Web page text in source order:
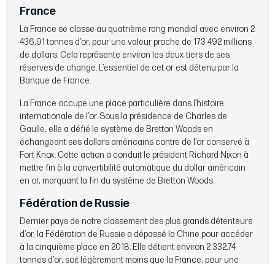
France
La France se classe au quatrième rang mondial avec environ 2
436,91 tonnes d’or, pour une valeur proche de 173 492 millions
de dollars. Cela représente environ les deux tiers de ses
réserves de change. L’essentiel de cet or est détenu par la
Banque de France.
La France occupe une place particulière dans l’histoire
internationale de l’or. Sous la présidence de Charles de
Gaulle, elle a défié le système de Bretton Woods en
échangeant ses dollars américains contre de l’or conservé à
Fort Knox. Cette action a conduit le président Richard Nixon à
mettre fin à la convertibilité automatique du dollar américain
en or, marquant la fin du système de Bretton Woods.
Fédération de Russie
Dernier pays de notre classement des plus grands détenteurs
d’or, la Fédération de Russie a dépassé la Chine pour accéder
à la cinquième place en 2018. Elle détient environ 2 332,74
tonnes d’or, soit légèrement moins que la France, pour une